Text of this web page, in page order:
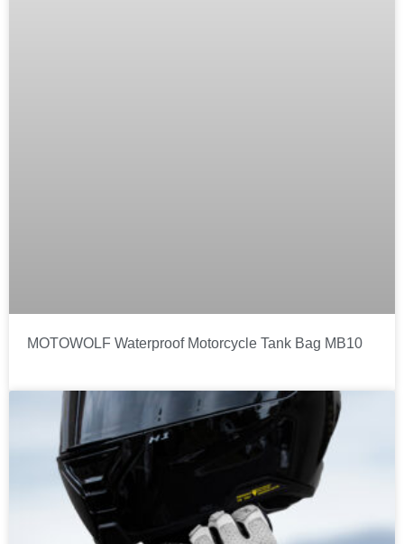
MOTOWOLF Waterproof Motorcycle Tank Bag MB10